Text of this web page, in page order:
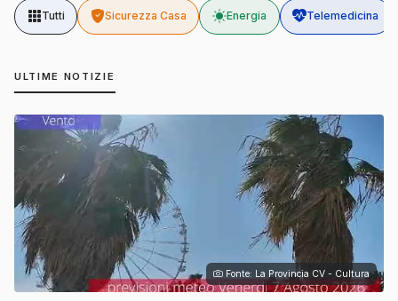
Tutti Sicurezza Casa Energia Telemedicina
ULTIME NOTIZIE
Fonte: La Provincia CV - Cultura